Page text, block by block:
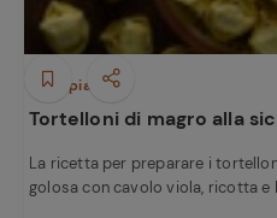
Primi piatti
Tortelloni di magro alla
La ricetta per preparare i
golosa con cavolo viola, ricotta e